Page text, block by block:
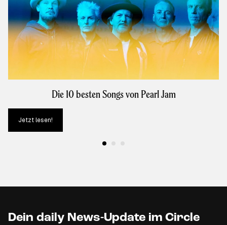
Die 10 besten Songs von Pearl Jam
Jetzt lesen!
Dein daily News-Update im Circle